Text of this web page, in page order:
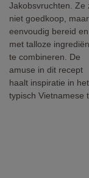
Jakobsvruchten. Ze
niet goedkoop, maar
eenvoudig bereid en
met talloze
te combineren. De
amuse in dit recept
haalt inspiratie in
typisch Vietnamese